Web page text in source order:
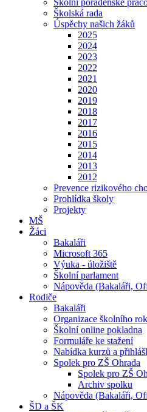
Školní poradenské
Školská rada
Úspěchy našich žáků
2025
2024
2023
2022
2021
2020
2019
2018
2017
2016
2015
2014
2013
2012
Prevence rizikového
Prohlídka školy
Projekty
MŠ
Žáci
Bakaláři
Microsoft 365
Výuka - úložiště
Školní parlament
Nápověda (Bakaláři,
Rodiče
Bakaláři
Organizace školního
Školní online pokladna
Formuláře ke stažení
Nabídka kurzů a
Spolek pro ZŠ Ohrada
Spolek pro ZŠ
Archiv spolku
Nápověda (Bakaláři,
ŠD a ŠK